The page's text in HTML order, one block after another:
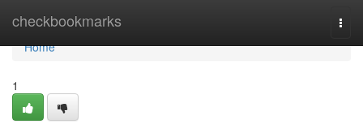
checkbookmarks
Home
Home
1